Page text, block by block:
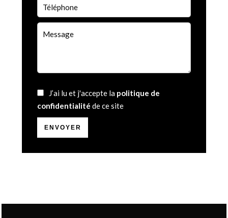
J’ai lu et j'accepte la politique de
confidentialité de ce site
ENVOYER